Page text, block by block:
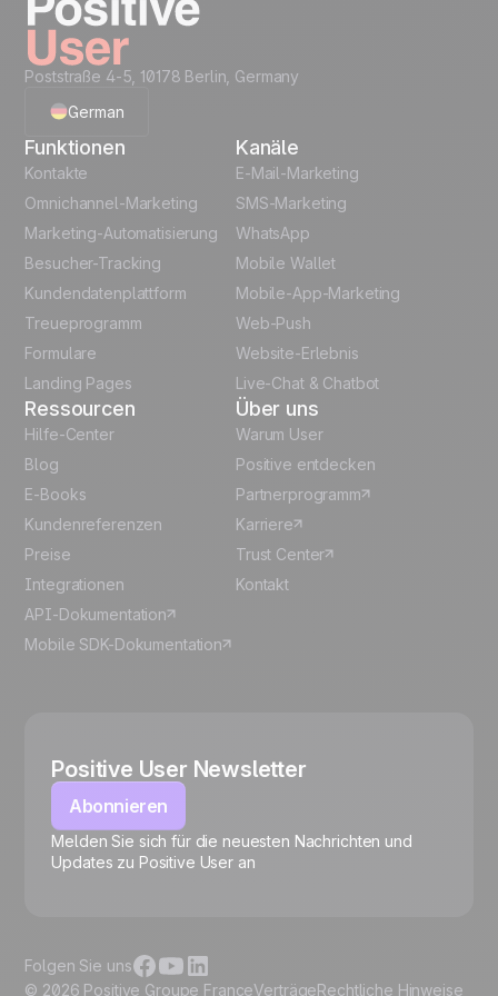
🍪
level...
Creative Assets like
(ready HTML)
Structure
Automation
templates
Unlock the full use-case
Jetzt freischalten
Poststraße 4-5, 10178 Berlin, Germany
German
English
Polish
Español
Funktionen
Kontakte
Omnichannel-Marketing
Marketing-Automatisierung
Besucher-Tracking
Kundendatenplattform
Treueprogramm
Formulare
Landing Pages
Kanäle
E-Mail-Marketing
SMS-Marketing
WhatsApp
Mobile Wallet
Mobile-App-Marketing
Web-Push
Website-Erlebnis
Live-Chat & Chatbot
Ressourcen
Hilfe-Center
Blog
E-Books
Kundenreferenzen
Preise
Integrationen
API-Dokumentation
Mobile SDK-Dokumentation
Über uns
Warum User
Positive entdecken
Partnerprogramm
Karriere
Trust Center
Kontakt
Positive User Newsletter
Abonnieren
Melden Sie sich für die neuesten Nachrichten und
Updates zu Positive User an
© 2026 Positive Groupe FranceVerträgeRechtliche Hinweise
Folgen Sie uns